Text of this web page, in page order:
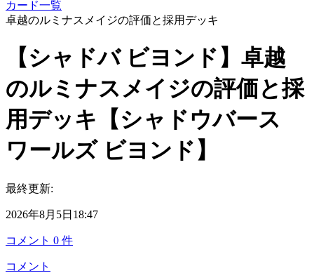
カード一覧
卓越のルミナスメイジの評価と採用デッキ
【シャドバ ビヨンド】卓越
のルミナスメイジの評価と採
用デッキ【シャドウバース
ワールズ ビヨンド】
最終更新:
2026年8月5日18:47
コメント 0 件
コメント